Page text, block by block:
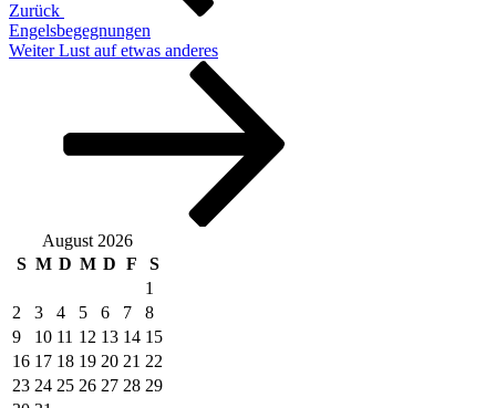
Zurück
Engelsbegegnungen
Nächster
Weiter Lust auf etwas anderes
August 2026
S M D M D F
S
1
2
3 4 5 6 7
8
9
10 11 12 13 14 15
16 17 18 19 20 21 22
23 24 25 26 27 28 29